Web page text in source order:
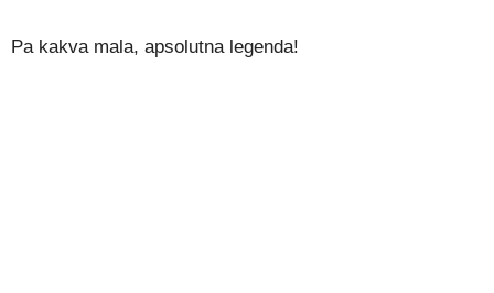
Pa kakva mala, apsolutna legenda!